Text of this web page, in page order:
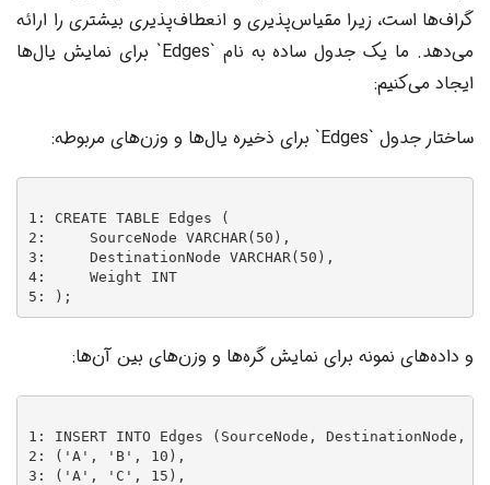
گراف‌ها است، زیرا مقیاس‌پذیری و انعطاف‌پذیری بیشتری را ارائه
می‌دهد. ما یک جدول ساده به نام `Edges` برای نمایش یال‌ها
ایجاد می‌کنیم:
ساختار جدول `Edges` برای ذخیره یال‌ها و وزن‌های مربوطه:
1: CREATE TABLE Edges (
2:     SourceNode VARCHAR(50),
3:     DestinationNode VARCHAR(50),
4:     Weight INT
و داده‌های نمونه برای نمایش گره‌ها و وزن‌های بین آن‌ها:
1: INSERT INTO Edges (SourceNode, DestinationNode,
2: ('A', 'B', 10),
3: ('A', 'C', 15),